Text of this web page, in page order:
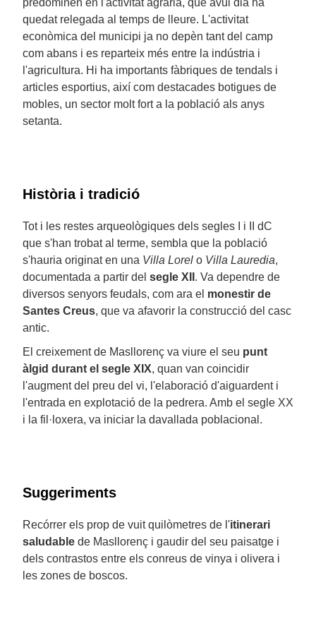
predominen en l'activitat agrària, que avui dia ha
quedat relegada al temps de lleure. L'activitat
econòmica del municipi ja no depèn tant del camp
com abans i es reparteix més entre la indústria i
l'agricultura. Hi ha importants fàbriques de tendals i
articles esportius, així com destacades botigues de
mobles, un sector molt fort a la població als anys
setanta.
Història i tradició
Tot i les restes arqueològiques dels segles I i II dC
que s'han trobat al terme, sembla que la població
s'hauria originat en una Villa Lorel o Villa Lauredia,
documentada a partir del segle XII . Va dependre de
diversos senyors feudals, com ara el monestir de
Santes Creus, que va afavorir la construcció del casc
antic.
El creixement de Masllorenç va viure el seu punt
àlgid durant el segle XIX, quan van coincidir
l'augment del preu del vi, l'elaboració d'aiguardent i
l'entrada en explotació de la pedrera. Amb el segle XX
i la fil·loxera, va iniciar la davallada poblacional.
Suggeriments
Recórrer els prop de vuit quilòmetres de l'itinerari
saludable de Masllorenç i gaudir del seu paisatge i
dels contrastos entre els conreus de vinya i olivera i
les zones de boscos.